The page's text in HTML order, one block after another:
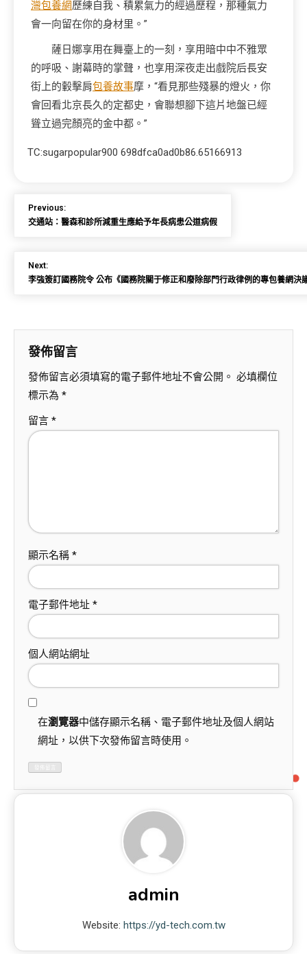
灣包養網歷練自我、積累氣力的經過歷程，那種氣力
會一向留在你的身材里。”
薩日娜享用在舞臺上的一刻，享用暗中中不雅眾
的呼吸、謝幕時的掌聲，也享用深夜走出戲院后長安
街上的轂擊肩包養故事摩，“看見那些殘暴的燈火，你
會回看北京長久的定都史，會聯想腳下這片地盤已經
聳立過完顏亮的金中都。”
TC:sugarpopular900 698dfca0ad0b86.65166913
Previous:
交通站：醫森和診所減重生應給予年長病患公道病假
Next:
李強簽訂國務院令 公布《國務院關于修正和廢除部門行政律例的專包養網決
發佈留言
發佈留言必須填寫的電子郵件地址不會公開。 必填欄位
標示為 *
留言 *
顯示名稱 *
電子郵件地址 *
個人網站網址
在瀏覽器中儲存顯示名稱、電子郵件地址及個人網站
網址，以供下次發佈留言時使用。
admin
Website: https://yd-tech.com.tw